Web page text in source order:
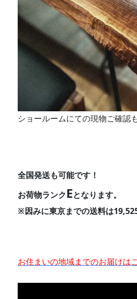
ショールームにての現物ご確認
全国発送も可能です！
お荷物ランクEとなります。
※因みに東京までの送料は
お住まいの地域までのお届けは